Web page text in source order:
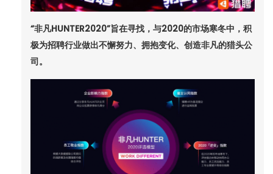
“非凡HUNTER2020”旨在寻找，与2020的市场寒冬中，积
极为招聘行业做出不懈努力、拥抱变化、创造非凡的猎头公
司。